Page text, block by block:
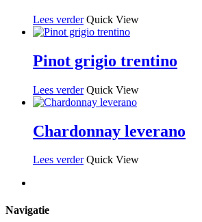
Lees verder Quick View
Pinot grigio trentino
Lees verder Quick View
Chardonnay leverano
Lees verder Quick View
Navigatie